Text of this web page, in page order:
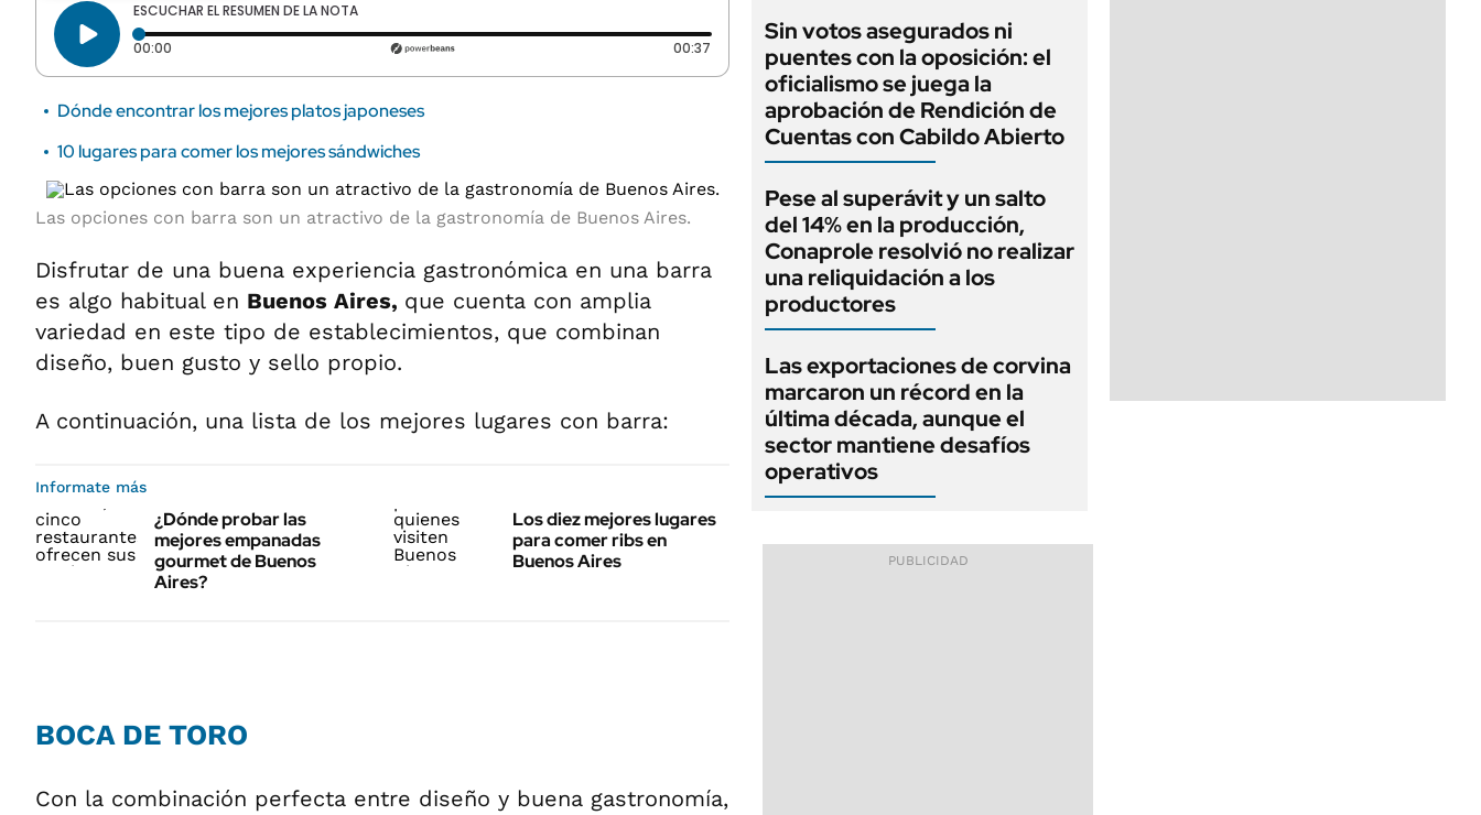
ESCUCHAR EL RESUMEN DE LA NOTA
00:00 Tiempo transcurrido: 0 segundos 00:37 Duración: 37 segundos
Dónde encontrar los mejores platos japoneses
10 lugares para comer los mejores sándwiches
Las opciones con barra son un atractivo de la gastronomía de Buenos Aires.
Disfrutar de una buena experiencia gastronómica en una barra
es algo habitual en Buenos Aires, que cuenta con amplia
variedad en este tipo de establecimientos, que combinan
diseño, buen gusto y sello propio.
A continuación, una lista de los mejores lugares con barra:
Informate más
¿Dónde probar las
mejores empanadas
gourmet de Buenos
Aires?
Los diez mejores lugares
para comer ribs en
Buenos Aires
BOCA DE TORO
Con la combinación perfecta entre diseño y buena gastronomía,
Sin votos asegurados ni
puentes con la oposición: el
oficialismo se juega la
aprobación de Rendición de
Cuentas con Cabildo Abierto
Pese al superávit y un salto
del 14% en la producción,
Conaprole resolvió no realizar
una reliquidación a los
productores
Las exportaciones de corvina
marcaron un récord en la
última década, aunque el
sector mantiene desafíos
operativos